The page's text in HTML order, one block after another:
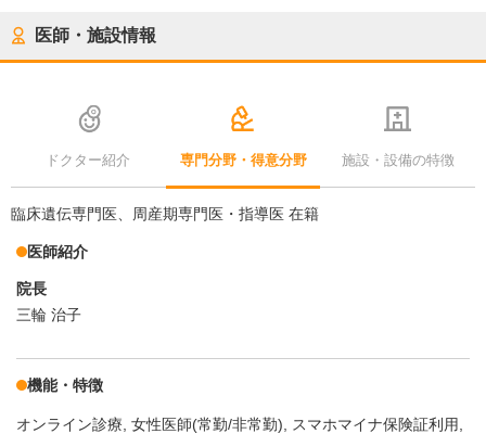
医師・施設情報
ドクター紹介 専門分野・得意分野 施設・設備の特徴
臨床遺伝専門医、周産期専門医・指導医 在籍
医師紹介
院長
三輪 治子
機能・特徴
オンライン診療 女性医師(常勤/非常勤)
スマホマイナ保険証利用